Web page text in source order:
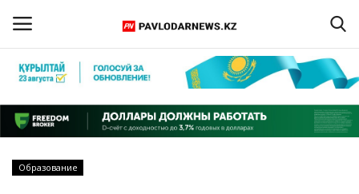
Регистрация
Главная
Образование